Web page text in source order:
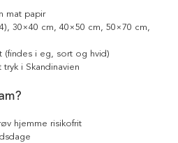
mat papir
30×40 cm, 40×50 cm, 50×70 cm,
(findes i eg, sort og hvid)
i Skandinavien
hjemme risikofrit